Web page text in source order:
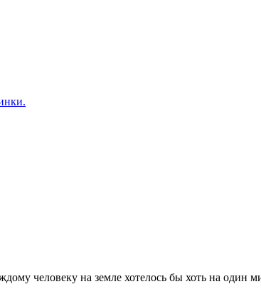
человеку на земле хотелось бы хоть на один